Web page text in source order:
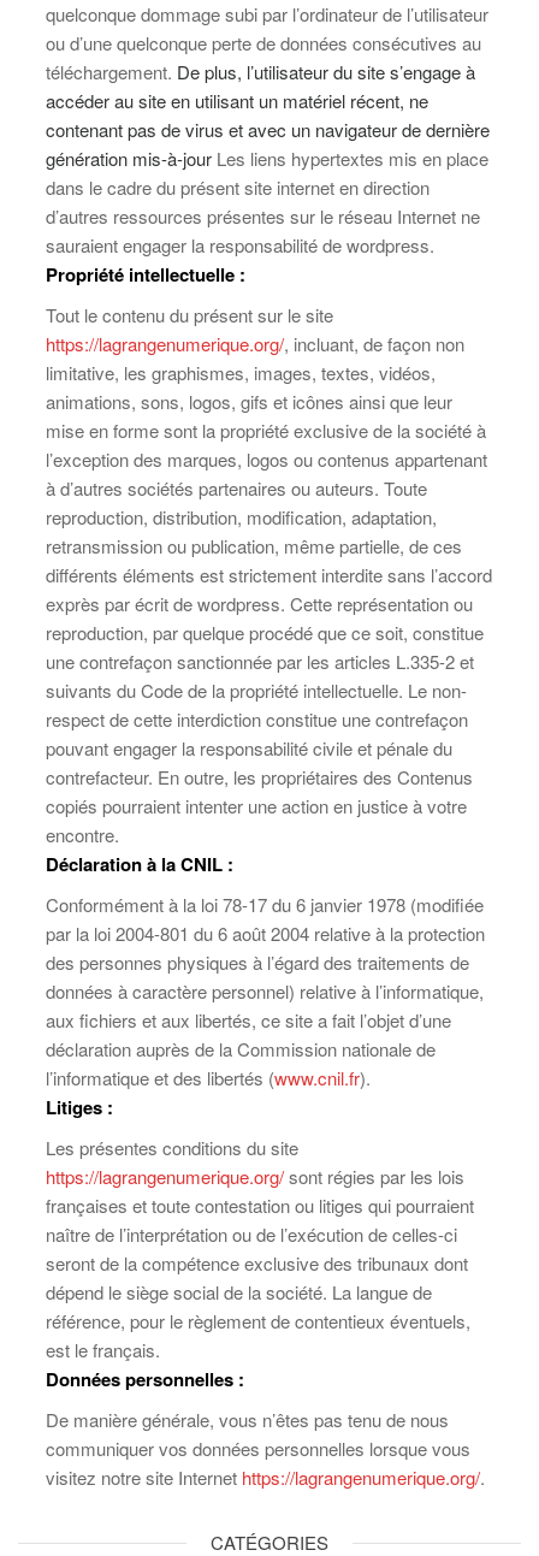
quelconque dommage subi par l’ordinateur de l’utilisateur
ou d’une quelconque perte de données consécutives au
téléchargement. De plus, l’utilisateur du site s’engage à
accéder au site en utilisant un matériel récent, ne
contenant pas de virus et avec un navigateur de dernière
génération mis-à-jourLes liens hypertextes mis en place
dans le cadre du présent site internet en direction
d’autres ressources présentes sur le réseau Internet ne
sauraient engager la responsabilité de wordpress.
Propriété intellectuelle :
Tout le contenu du présent sur le site
https://lagrangenumerique.org/, incluant, de façon non
limitative, les graphismes, images, textes, vidéos,
animations, sons, logos, gifs et icônes ainsi que leur
mise en forme sont la propriété exclusive de la société à
l’exception des marques, logos ou contenus appartenant
à d’autres sociétés partenaires ou auteurs. Toute
reproduction, distribution, modification, adaptation,
retransmission ou publication, même partielle, de ces
différents éléments est strictement interdite sans l’accord
exprès par écrit de wordpress. Cette représentation ou
reproduction, par quelque procédé que ce soit, constitue
une contrefaçon sanctionnée par les articles L.335-2 et
suivants du Code de la propriété intellectuelle. Le non-
respect de cette interdiction constitue une contrefaçon
pouvant engager la responsabilité civile et pénale du
contrefacteur. En outre, les propriétaires des Contenus
copiés pourraient intenter une action en justice à votre
encontre.
Déclaration à la CNIL :
Conformément à la loi 78-17 du 6 janvier 1978 (modifiée
par la loi 2004-801 du 6 août 2004 relative à la protection
des personnes physiques à l’égard des traitements de
données à caractère personnel) relative à l’informatique,
aux fichiers et aux libertés, ce site a fait l’objet d’une
déclaration auprès de la Commission nationale de
l’informatique et des libertés (www.cnil.fr).
Litiges :
Les présentes conditions du site
https://lagrangenumerique.org/sont régies par les lois
françaises et toute contestation ou litiges qui pourraient
naître de l’interprétation ou de l’exécution de celles-ci
seront de la compétence exclusive des tribunaux dont
dépend le siège social de la société. La langue de
référence, pour le règlement de contentieux éventuels,
est le français.
Données personnelles :
De manière générale, vous n’êtes pas tenu de nous
communiquer vos données personnelles lorsque vous
visitez notre site Internet https://lagrangenumerique.org/.
CATÉGORIES